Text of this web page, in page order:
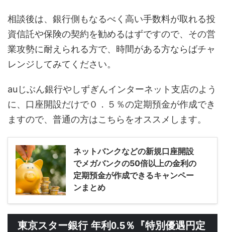
相談後は、銀行側もなるべく高い手数料が取れる投
資信託や保険の契約を勧めるはずですので、その営
業攻勢に耐えられる方で、時間がある方ならばチャ
レンジしてみてください。
auじぶん銀行やしずぎんインターネット支店のよう
に、口座開設だけで０．５％の定期預金が作成でき
ますので、普通の方はこちらをオススメします。
ネットバンクなどの新規口座開設
でメガバンクの50倍以上の金利の
定期預金が作成できるキャンペー
ンまとめ
東京スター銀行 年利0.5％『特別優遇円定